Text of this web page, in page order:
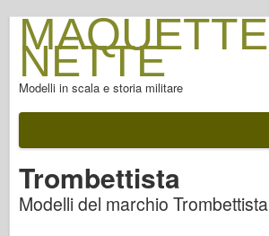
MAQUETTE
NETTE
Modelli in scala e storia militare
Trombettista
Modelli del marchio Trombettista